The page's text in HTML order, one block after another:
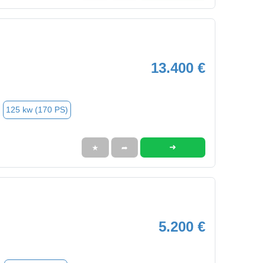
13.400 €
125 kw (170 PS)
★ ➦ ➜
5.200 €